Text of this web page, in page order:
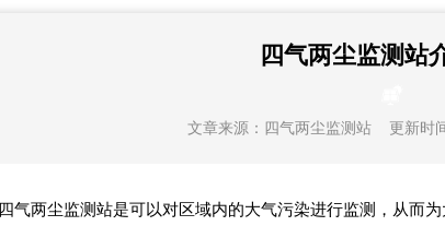
四气两尘监测站
文章来源： 四气两尘监测站 更新时间
四气两尘监测站是可以对区域内的大气污染进行监测，从而